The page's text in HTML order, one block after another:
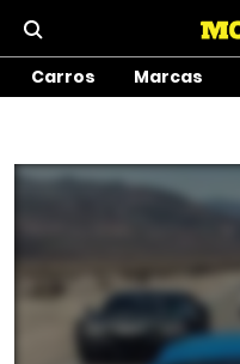
Carros Marcas